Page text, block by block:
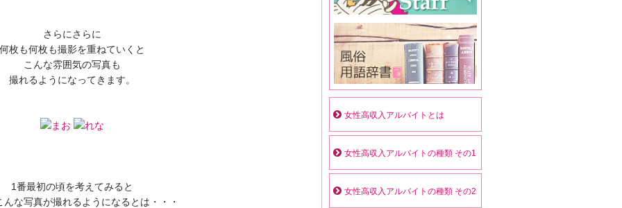
さらにさらに
何枚も何枚も撮影を重ねていくと
こんな雰囲気の写真も
撮れるようになってきます。
1番最初の頃を考えてみると
んな写真が撮れるようになるとは・・・
女性高収入アルバイトとは
女性高収入アルバイトの種類 その1
女性高収入アルバイトの種類 その2